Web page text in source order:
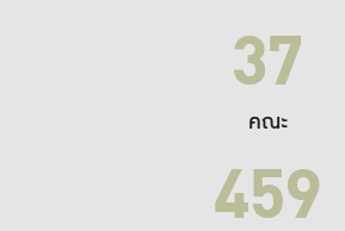
37
คณะ
459